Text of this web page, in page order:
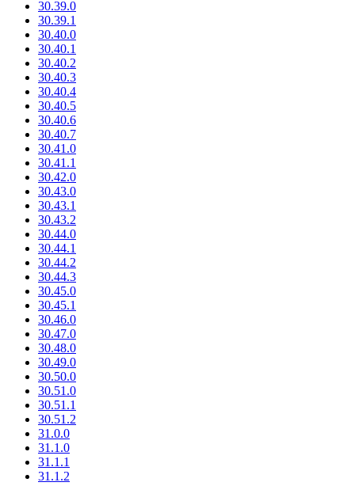
30.39.0
30.39.1
30.40.0
30.40.1
30.40.2
30.40.3
30.40.4
30.40.5
30.40.6
30.40.7
30.41.0
30.41.1
30.42.0
30.43.0
30.43.1
30.43.2
30.44.0
30.44.1
30.44.2
30.44.3
30.45.0
30.45.1
30.46.0
30.47.0
30.48.0
30.49.0
30.50.0
30.51.0
30.51.1
30.51.2
31.0.0
31.1.0
31.1.1
31.1.2